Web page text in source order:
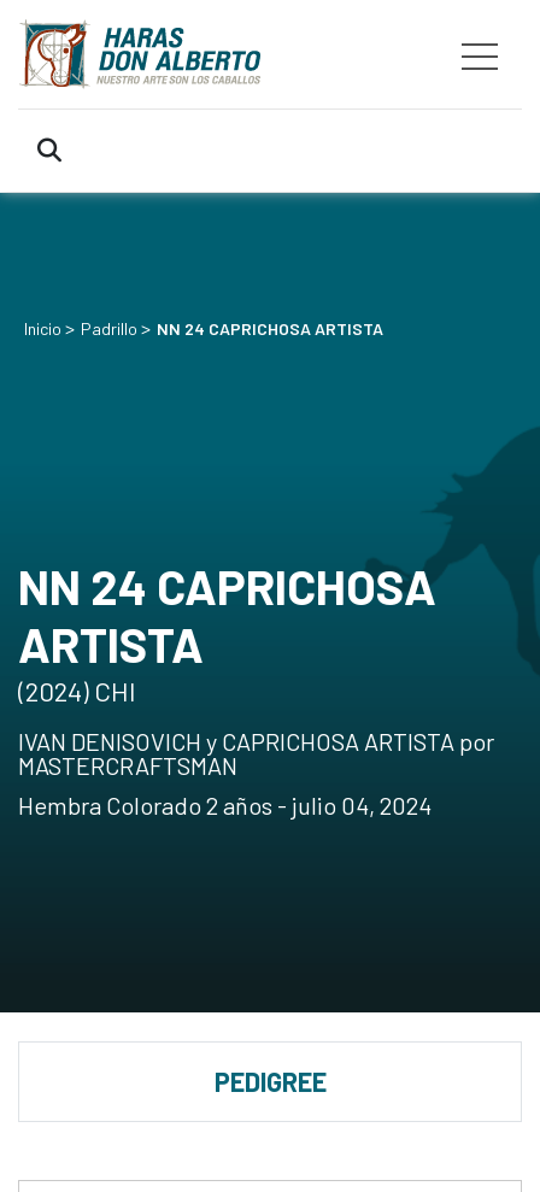
Inicio > Padrillo > NN 24 CAPRICHOSA ARTISTA
NN 24 CAPRICHOSA
ARTISTA
(2024) CHI
IVAN DENISOVICH y CAPRICHOSA ARTISTA por
MASTERCRAFTSMAN
Hembra Colorado 2 años - julio 04, 2024
PEDIGREE